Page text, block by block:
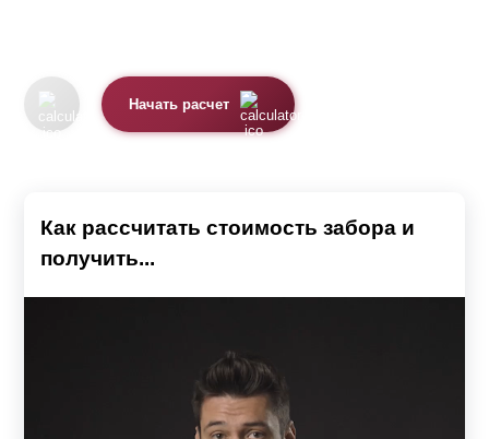
Начать расчет
Как рассчитать стоимость забора и
получить...